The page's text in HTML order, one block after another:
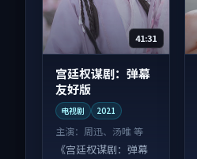
41:31
宫廷权谋剧：弹幕
友好版
电视剧 2021
主演： 周迅、汤唯 等
《宫廷权谋剧：弹幕